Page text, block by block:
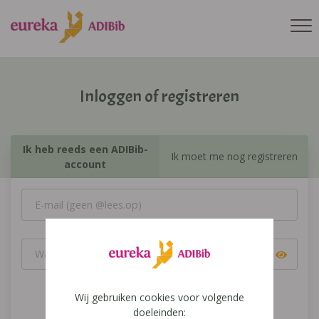
Inloggen of registreren
Ik heb reeds een ADIBib-
account
Ik moet me nog registreren
Inloggen
Wij gebruiken cookies voor volgende
doeleinden: